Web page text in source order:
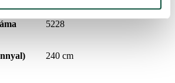
5228
240 cm